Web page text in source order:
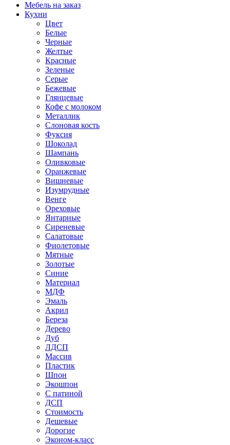
Мебель на заказ
Кухни
Цвет
Белые
Черные
Желтые
Красные
Зеленые
Серые
Бежевые
Глянцевые
Кофе с молоком
Металлик
Слоновая кость
Фуксия
Шоколад
Шампань
Оливковые
Оранжевые
Вишневые
Изумрудные
Венге
Ореховые
Янтарные
Сиреневые
Салатовые
Фиолетовые
Мятные
Золотые
Синие
Материал
МДФ
Эмаль
Акрил
Береза
Дерево
Дуб
ЛДСП
Массив
Пластик
Шпон
Экошпон
С патиной
ДСП
Стоимость
Дешевые
Дорогие
Эконом-класс